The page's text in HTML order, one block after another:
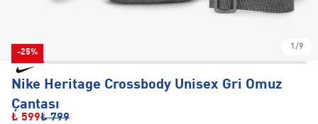
-25%
1/9
Nike Heritage Crossbody Unisex Gri Omuz
Çantası
₺ 599₺ 799